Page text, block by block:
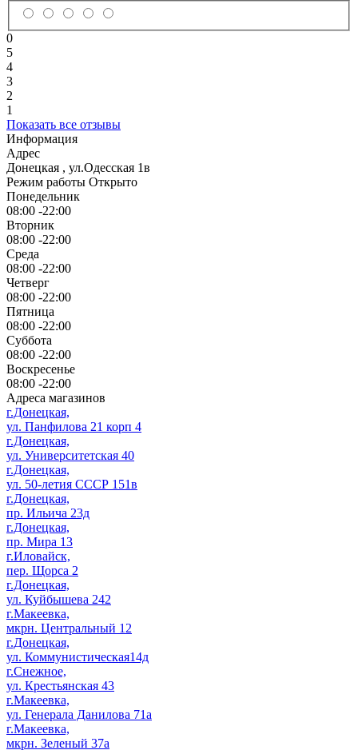
0
5
4
3
2
1
Показать все отзывы
Информация
Адрес
Донецкая , ул.Одесская 1в
Режим работы Открыто
Понедельник
08:00 -22:00
Вторник
08:00 -22:00
Среда
08:00 -22:00
Четверг
08:00 -22:00
Пятница
08:00 -22:00
Суббота
08:00 -22:00
Воскресенье
08:00 -22:00
Адреса магазинов
г.Донецкая,
ул. Панфилова 21 корп 4
г.Донецкая,
ул. Университетская 40
г.Донецкая,
ул. 50-летия СССР 151в
г.Донецкая,
пр. Ильича 23д
г.Донецкая,
пр. Мира 13
г.Иловайск,
пер. Щорса 2
г.Донецкая,
ул. Куйбышева 242
г.Макеевка,
мкрн. Центральный 12
г.Донецкая,
ул. Коммунистическая14д
г.Снежное,
ул. Крестьянская 43
г.Макеевка,
ул. Генерала Данилова 71а
г.Макеевка,
мкрн. Зеленый 37а